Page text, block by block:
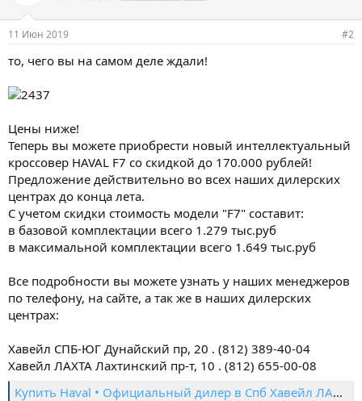
11 Июн 2019 #2
то, чего вы на самом деле ждали!
Цены ниже!
Теперь вы можете приобрести новый интеллектуальный
кроссовер HAVAL F7 со скидкой до 170.000 рублей!
Предложение действительно во всех наших дилерских
центрах до конца лета.
С учетом скидки стоимость модели "F7" составит:
в базовой комплектации всего 1.279 тыс.руб
в максимальной комплектации всего 1.649 тыс.руб
Все подробности вы можете узнать у наших менеджеров
по телефону, на сайте, а так же в наших дилерских
центрах:
Хавейл СПБ-ЮГ Дунайский пр, 20 . (812) 389-40-04
Хавейл ЛАХТА Лахтинский пр-т, 10 . (812) 655-00-08
Купить Haval • Официальный дилер в Спб Хавейл ЛАХТА • Цены и комплектации 2018